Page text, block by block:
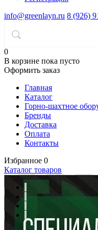
info@greenlayn.ru 8 (926)
0
В корзине пока пусто
Оформить заказ
Главная
Каталог
Горно-шахтное
Бренды
Доставка
Оплата
Контакты
Избранное 0
Каталог товаров